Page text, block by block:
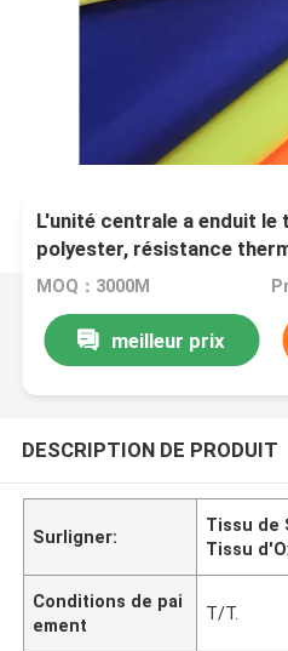
L'unité centrale a enduit le
polyester, résistance
du polyester 300T
MOQ：3000M
meilleur prix
DESCRIPTION DE PRODUIT
Surligner:
Tissu de
Tissu
Conditions de pai
ement
T/T.